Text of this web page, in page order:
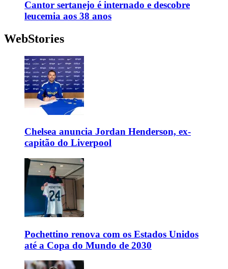
Cantor sertanejo é internado e descobre
leucemia aos 38 anos
WebStories
Chelsea anuncia Jordan Henderson, ex-
capitão do Liverpool
Pochettino renova com os Estados Unidos
até a Copa do Mundo de 2030